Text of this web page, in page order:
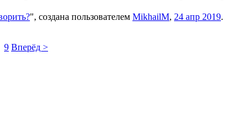
", создана пользователем MikhailM, 24 апр 2019.
9 Вперёд >